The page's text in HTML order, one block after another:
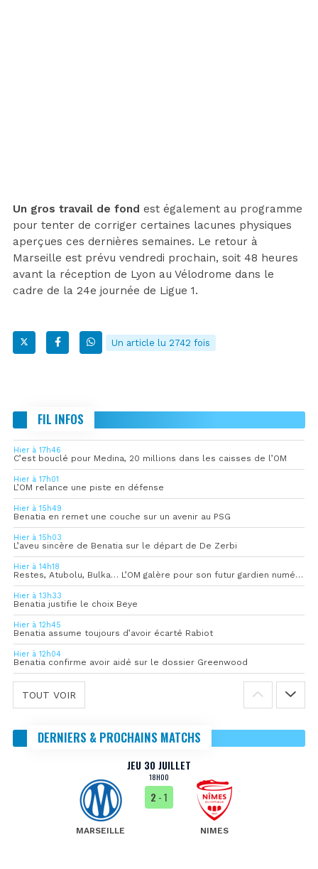
Un gros travail de fond est également au programme
pour tenter de corriger certaines lacunes physiques
aperçues ces dernières semaines. Le retour à
Marseille est prévu vendredi prochain, soit 48 heures
avant la réception de Lyon au Vélodrome dans le
cadre de la 24e journée de Ligue 1.
Un article lu 2742 fois
FIL INFOS
Hier à 17h46
C’est bouclé pour Medina, 20 millions dans les caisses de l’OM
Hier à 17h01
L’OM relance une piste en défense
Hier à 15h49
Benatia en remet une couche sur un avenir au PSG
Hier à 15h03
L’aveu sincère de Benatia sur le départ de De Zerbi
Hier à 14h18
Restes, Atubolu, Bulka… L’OM galère pour son futur gardien numéro 1
Hier à 13h33
Benatia justifie le choix Beye
Hier à 12h45
Benatia assume toujours d’avoir écarté Rabiot
Hier à 12h04
Benatia confirme avoir aidé sur le dossier Greenwood
TOUT VOIR
DERNIERS & PROCHAINS MATCHS
JEU 30 JUILLET
18H00
MARSEILLE
2 - 1
NIMES